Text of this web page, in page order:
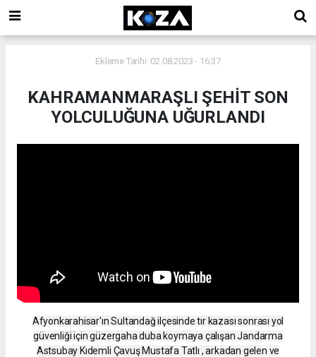
Ekleme Tarihi: 02.08.2023 - 16:37
KAHRAMANMARAŞLI ŞEHİT SON
YOLCULUĞUNA UĞURLANDI
Afyonkarahisar'ın Sultandağ ilçesinde tır kazası sonrası yol
güvenliği için güzergaha duba koymaya çalışan Jandarma
Astsubay Kıdemli Çavuş Mustafa Tatlı , arkadan gelen ve